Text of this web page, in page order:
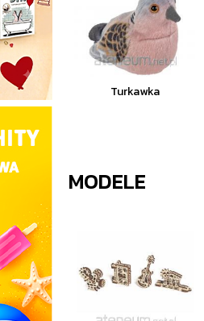
Turkawka
MODELE